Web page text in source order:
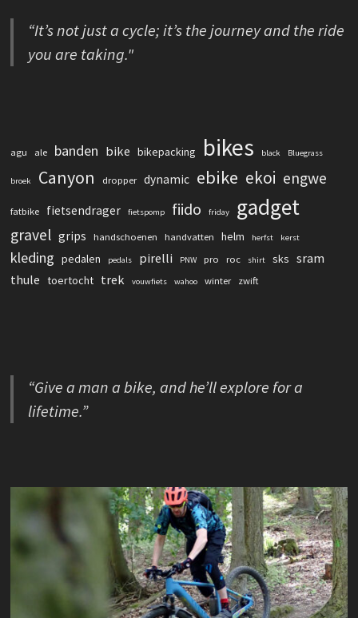
“It’s not just a cycle; it’s the journey and the ride
you are taking."
agu ale banden bike bikepacking bikes black Bluegrass
broek Canyon dropper dynamic ebike ekoi engwe
fatbike fietsendrager fietspomp fiido friday gadget
gravel grips handschoenen handvatten helm herfst kerst
kleding pedalen pedals pirelli PNW pro roc shirt sks sram
thule toertocht trek vouwfiets wahoo winter zwift
“Give a man a bike, and he’ll explore for a
lifetime.”